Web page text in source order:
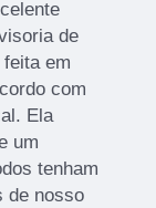
de
em
com
Ela
um
tenham
de nosso